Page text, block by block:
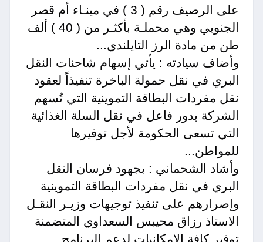
على الرصيف رقم ( 3 ) في مينـاء أم قصر
الجنوبي وهي محملـة بأكثـر من ( 40 ) ألف
طن من مادة الرز التايلندي...
وأضاف سيادته : يأتي إسهام شاحنات النقل
البري في نقل حمولة الباخرة تنفيذاً لعقود
نقل مفردات البطاقة التموينية التي تُسهم
الشركة بدور فاعل في نقل السلة الغذائية
التي تسعى الحكومة لأجل توفيرها
للمواطن...
وأشاد الشحماني : بجهود فرسان النقل
البري في نقل مفردات البطاقة التموينية
وإصرارهم على تنفيذ توجيهات وزيـر النقـل
الاستاذ رزاق محيبس السعداوي المتضمنة
توفير كافة الامكانيات لدعم البرنامج